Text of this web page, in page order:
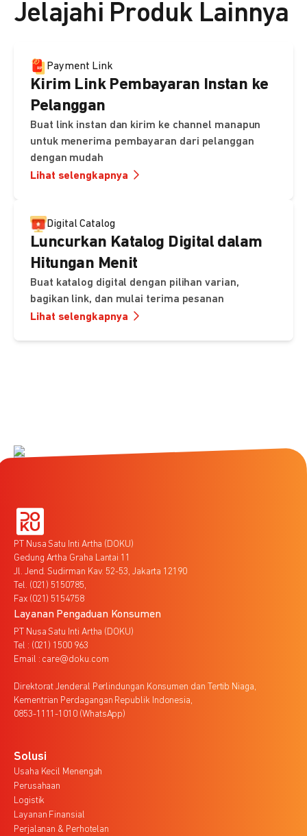
Jelajahi Produk Lainnya
Payment Link
Kirim Link Pembayaran Instan ke
Pelanggan
Buat link instan dan kirim ke channel manapun
untuk menerima pembayaran dari pelanggan
dengan mudah
Lihat selengkapnya
Digital Catalog
Luncurkan Katalog Digital dalam
Hitungan Menit
Buat katalog digital dengan pilihan varian,
bagikan link, dan mulai terima pesanan
Lihat selengkapnya
PT Nusa Satu Inti Artha (DOKU)
Gedung Artha Graha Lantai 11
Jl. Jend. Sudirman Kav. 52-53, Jakarta 12190
Tel. (021) 5150785,
Fax (021) 5154758
Layanan Pengaduan Konsumen
PT Nusa Satu Inti Artha (DOKU)
Tel : (021) 1500 963
Email : care@doku.com
Direktorat Jenderal Perlindungan Konsumen dan Tertib Niaga,
Kementrian Perdagangan Republik Indonesia,
0853-1111-1010 (WhatsApp)
Solusi
Usaha Kecil Menengah
Perusahaan
Logistik
Layanan Finansial
Perjalanan & Perhotelan